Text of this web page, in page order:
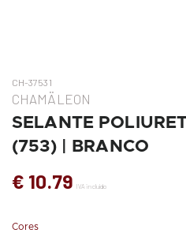
CH-37531
CHAMÄLEON
SELANTE
(753) | BRANCO
€ 10.79 IVA incluído
Cores